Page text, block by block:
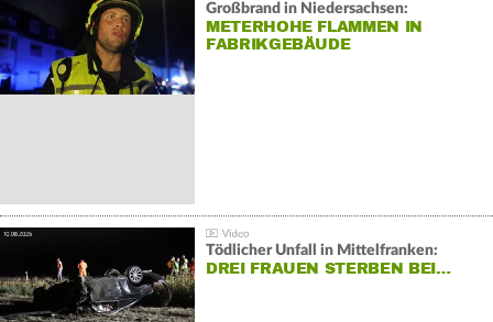
Großbrand in Niedersachsen:
METERHOHE FLAMMEN IN
FABRIKGEBÄUDE
Tödlicher Unfall in Mittelfranken:
DREI FRAUEN STERBEN BEI…